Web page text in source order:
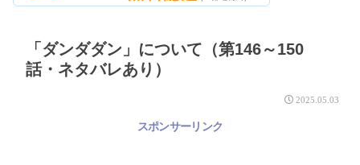
「ダンダダン」について（第146～150
話・ネタバレあり）
2025.05.03
スポンサーリンク